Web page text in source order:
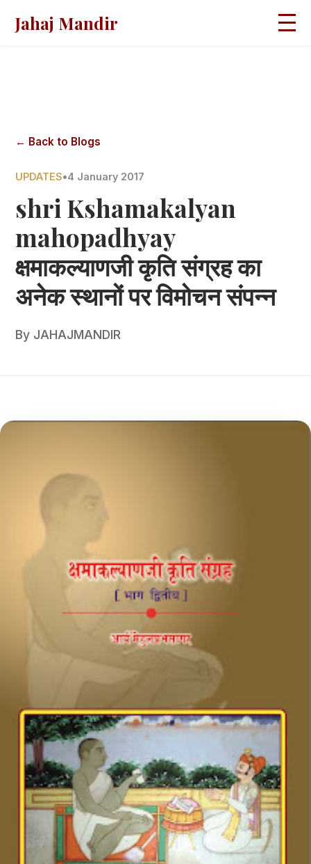
Jahaj Mandir
← Back to Blogs
UPDATES•4 January 2017
shri Kshamakalyan
mahopadhyay
क्षमाकल्याणजी कृति संग्रह का
अनेक स्थानों पर विमोचन संपन्न
By JAHAJMANDIR